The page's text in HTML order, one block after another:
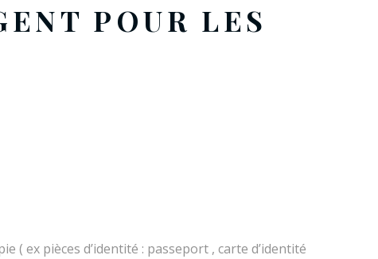
POUR LES
ex pièces d’identité : passeport , carte d’identité